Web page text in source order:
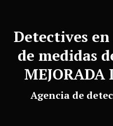
Detectives
de medidas
MEJORADA
Agencia de